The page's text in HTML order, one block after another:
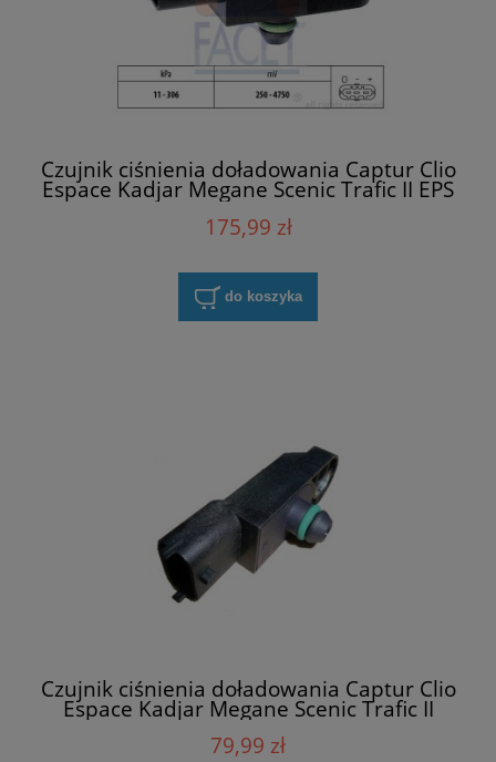
Czujnik ciśnienia doładowania Captur Clio
Espace Kadjar Megane Scenic Trafic II EPS
1.993.121
175,99 zł
do koszyka
Czujnik ciśnienia doładowania Captur Clio
Espace Kadjar Megane Scenic Trafic II
Max-Gear 21-0370
79,99 zł